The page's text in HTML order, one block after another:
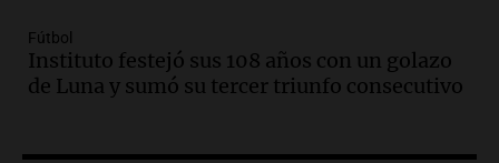
Audio.Borges, abogada de Pourrain:
"Tres hombres se lo llevaron para
hacerle preguntas y nunca regresó"
Episodios
Fútbol
Instituto festejó sus 108 años con un golazo
de Luna y sumó su tercer triunfo consecutivo